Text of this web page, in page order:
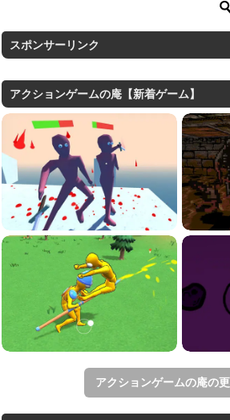
スポンサーリンク
アクションゲームの庵【新着ゲーム】
アクションゲームの庵の